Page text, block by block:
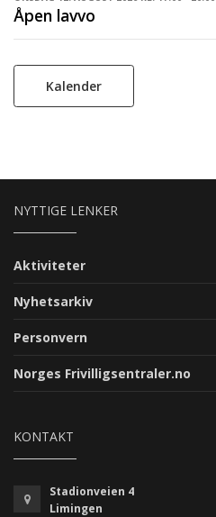
Åpen lavvo
Kalender
NYTTIGE LENKER
Aktiviteter
Nyhetsarkiv
Personvern
Norges Frivilligsentraler.no
KONTAKT
Stadionveien 4
Limingen